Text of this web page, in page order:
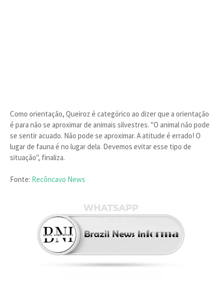
Como orientação, Queiroz é categórico ao dizer que a orientação
é para não se aproximar de animais silvestres. "O animal não pode
se sentir acuado. Não pode se aproximar. A atitude é errado! O
lugar de fauna é no lugar dela. Devemos evitar esse tipo de
situação", finaliza.
Fonte: Recôncavo News